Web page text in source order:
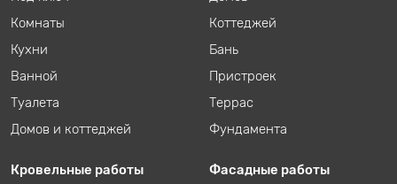
Комнаты
Кухни
Ванной
Туалета
Домов и коттеджей
Коттеджей
Бань
Пристроек
Террас
Фундамента
Кровельные работы
Фасадные работы